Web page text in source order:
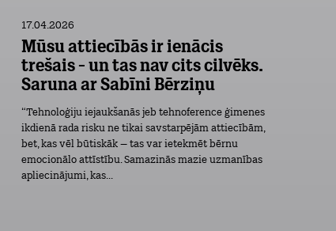
17.04.2026
Mūsu attiecībās ir ienācis
trešais - un tas nav cits cilvēks.
Saruna ar Sabīni Bērziņu
“Tehnoloģiju iejaukšanās jeb tehnoference ģimenes
ikdienā rada risku ne tikai savstarpējām attiecībām,
bet, kas vēl būtiskāk – tas var ietekmēt bērnu
emocionālo attīstību. Samazinās mazie uzmanības
apliecinājumi, kas...